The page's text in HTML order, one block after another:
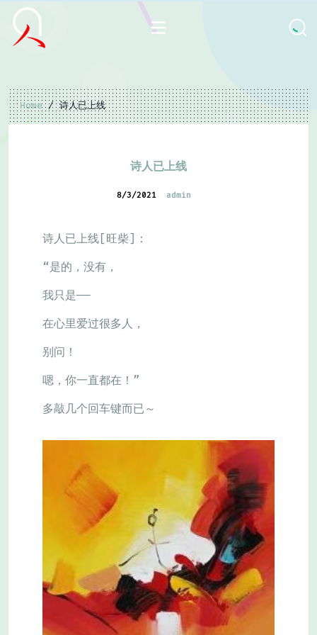
Home / 诗人已上线
诗人已上线
8/3/2021 admin
诗人已上线[旺柴]：
“是的，没有，
我只是——
在心里爱过很多人，
别问！
嗯，你一直都在！”
多敲几个回车键而已～